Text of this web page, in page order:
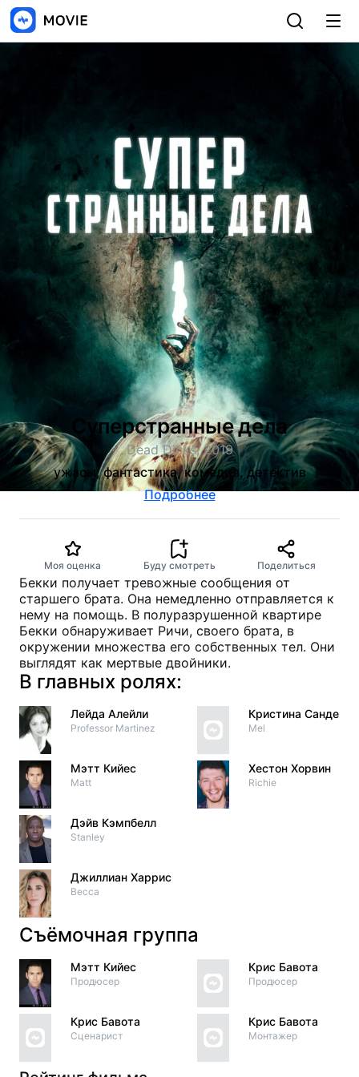
Суперстранные дела
Dead Dicks, 2019
ужасы, фантастика, комедия, детектив
Подробнее
Моя оценка Буду смотреть Поделиться
Бекки получает тревожные сообщения от
старшего брата. Она немедленно отправляется к
нему на помощь. В полуразрушенной квартире
Бекки обнаруживает Ричи, своего брата, в
окружении множества его собственных тел. Они
выглядят как мертвые двойники.
В главных ролях:
Лейда Алейли
Professor Martinez
Мэтт Кийес
Matt
Дэйв Кэмпбелл
Stanley
Джиллиан Харрис
Becca
Кристина Сандев
Mel
Хестон Хорвин
Richie
Съёмочная группа
Мэтт Кийес
Продюсер
Крис Бавота
Сценарист
Крис Бавота
Продюсер
Крис Бавота
Монтажер